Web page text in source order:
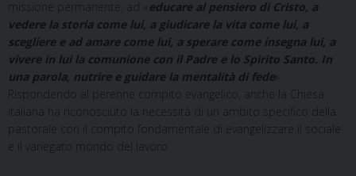
missione permanente, ad «
educare al pensiero di Cristo, a
vedere la storia come lui, a giudicare la vita come lui, a
scegliere e ad amare come lui, a sperare come insegna lui, a
vivere in lui la comunione con il Padre e lo Spirito Santo. In
una parola, nutrire e guidare la mentalità di fede».
Rispondendo al perenne compito evangelico, anche la Chiesa
italiana ha riconosciuto la necessità di un ambito specifico della
pastorale con il compito fondamentale di evangelizzare il sociale
e il variegato mondo del lavoro.